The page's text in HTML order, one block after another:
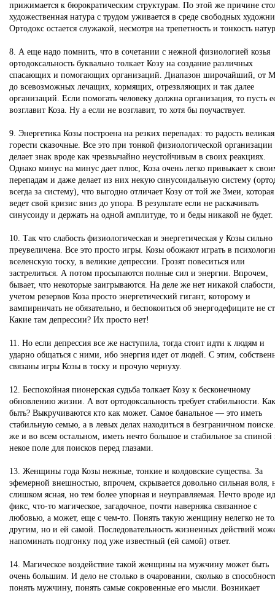
прижимается к бюрократическим структурам. По этой же причине
художественная натура с трудом уживается в среде свободных
Ортодокс остается служакой, несмотря на трепетность и тонкость
8. А еще надо помнить, что в сочетании с нежной физиологией козья
ортодоксальность буквально толкает Козу на создание различных
спасающих и помогающих организаций. Диапазон широчайший, от
до всевозможных лечащих, кормящих, отрезвляющих и так далее
организаций. Если помогать человеку должна организация, то пусть
возглавит Коза. Ну а если не возглавит, то хотя бы поучаствует.
9. Энергетика Козы построена на резких перепадах: то радость
горести сказочные. Все это при тонкой физиологической организации
делает знак вроде как чрезвычайно неустойчивым в своих реакциях.
Однако минус на минус дает плюс, Коза очень легко привыкает к
перепадам и даже делает из них некую синусоидальную систему
всегда за систему), что выгодно отличает Козу от той же Змеи, которая
ведет свой кризис вниз до упора. В результате если не раскачивать
синусоиду и держать на одной амплитуде, то и беды никакой не будет.
10. Так что слабость физиологическая и энергетическая у Козы сильно
преувеличена. Все это просто игры. Козы обожают играть в
вселенскую тоску, в великие депрессии. Грозят повеситься или
застрелиться. А потом просыпаются полные сил и энергии. Впрочем,
бывает, что некоторые заигрываются. На деле же нет никакой
учетом резервов Коза просто энергетический гигант, которому и
вампирничать не обязательно, и беспокоиться об энергодефиците не
Какие там депрессии? Их просто нет!
11. Но если депрессия все же наступила, тогда стоит идти к людям и
ударно общаться с ними, ибо энергия идет от людей. С этим,
связаны игры Козы в тоску и прочую чернуху.
12. Беспокойная пионерская судьба толкает Козу к бесконечному
обновлению жизни. А вот ортодоксальность требует стабильности. Как
быть? Выкручиваются кто как может. Самое банальное — это иметь
стабильную семью, а в левых делах находиться в безграничном
же и во всем остальном, иметь нечто большое и стабильное за спиной
некое поле для поисков перед глазами.
13. Женщины года Козы нежные, тонкие и колдовские существа. За
эфемерной внешностью, впрочем, скрывается довольно сильная воля,
слишком ясная, но тем более упорная и неуправляемая. Нечто вроде
фикс, что-то магическое, загадочное, почти наверняка связанное с
любовью, а может, еще с чем-то. Понять такую женщину нелегко не
другим, но и ей самой. Последовательность жизненных действий
напоминать подгонку под уже известный (ей самой) ответ.
14. Магическое воздействие такой женщины на мужчину может быть
очень большим. И дело не столько в очаровании, сколько в
понять мужчину, понять самые сокровенные его мысли. Возникает